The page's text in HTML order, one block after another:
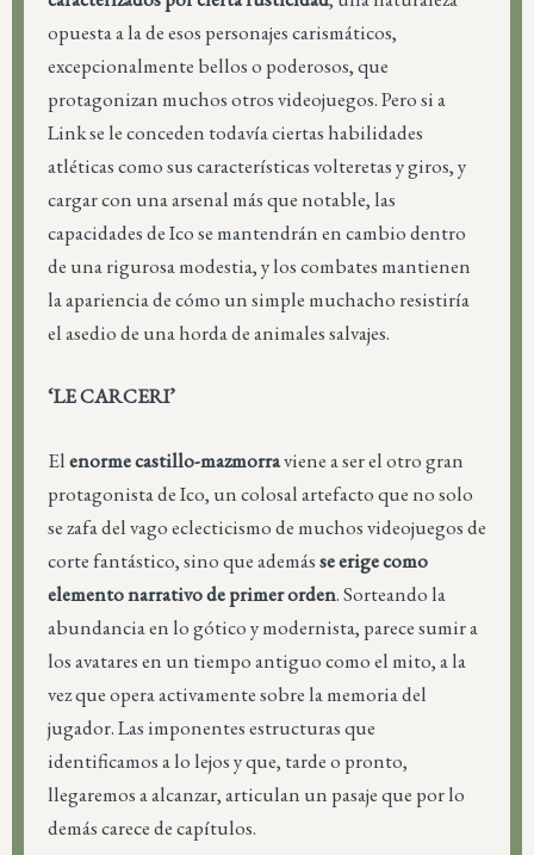
opuesta a la de esos personajes carismáticos,
excepcionalmente bellos o poderosos, que
protagonizan muchos otros videojuegos. Pero si a
Link se le conceden todavía ciertas habilidades
atléticas como sus características volteretas y giros, y
cargar con una arsenal más que notable, las
capacidades de Ico se mantendrán en cambio dentro
de una rigurosa modestia, y los combates mantienen
la apariencia de cómo un simple muchacho resistiría
el asedio de una horda de animales salvajes.
‘LE CARCERI’
Elenorme castillo-mazmorraviene a ser el otro gran
protagonista de Ico, un colosal artefacto que no solo
se zafa del vago eclecticismo de muchos videojuegos de
corte fantástico, sino que ademásse erige como
elemento narrativo de primer orden. Sorteando la
abundancia en lo gótico y modernista, parece sumir a
los avatares en un tiempo antiguo como el mito, a la
vez que opera activamente sobre la memoria del
jugador. Las imponentes estructuras que
identificamos a lo lejos y que, tarde o pronto,
llegaremos a alcanzar, articulan un pasaje que por lo
demás carece de capítulos.